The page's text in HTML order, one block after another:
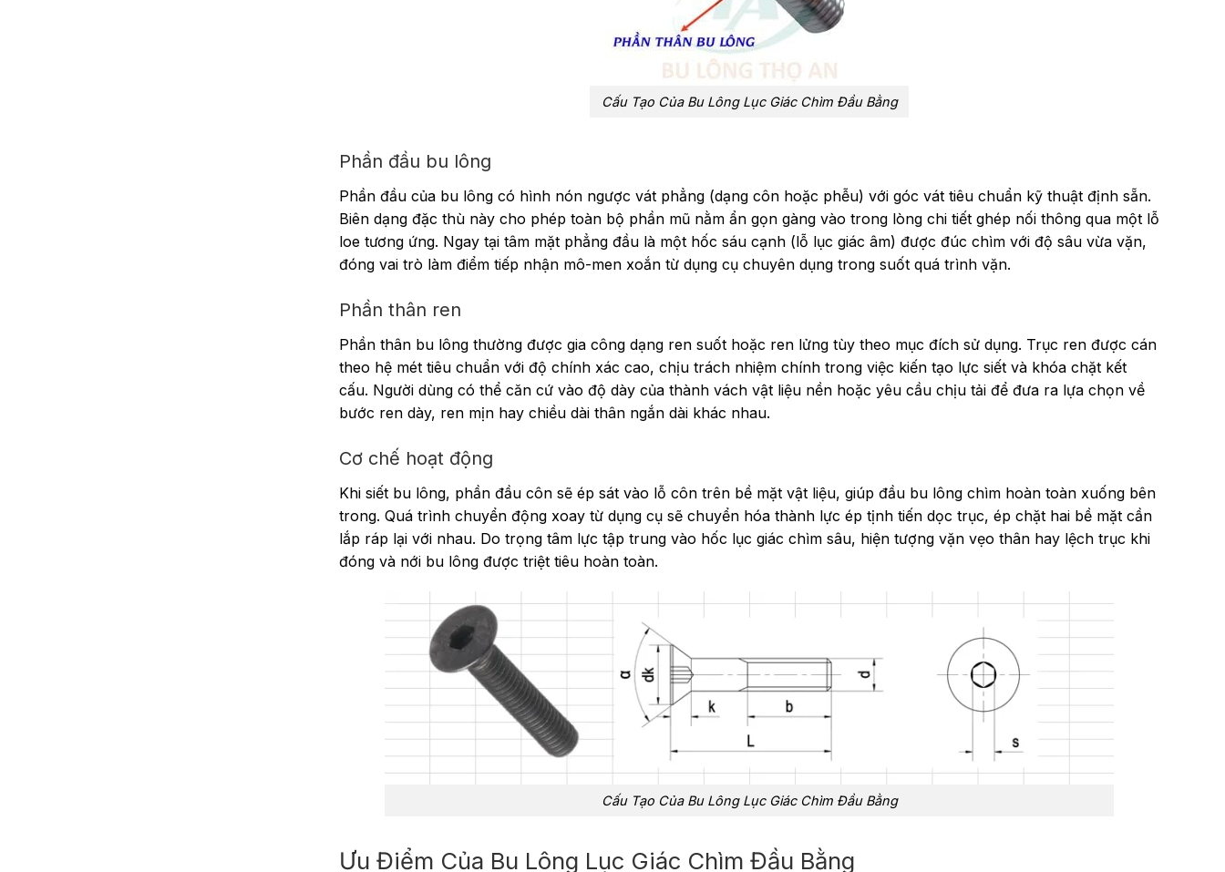
Cấu Tạo Của Bu Lông Lục Giác Chìm Đầu Bằng
Phần đầu bu lông
Phần đầu của bu lông có hình nón ngược vát phẳng (dạng côn hoặc phễu) với góc vát tiêu chuẩn kỹ thuật định sẵn.
Biên dạng đặc thù này cho phép toàn bộ phần mũ nằm ẩn gọn gàng vào trong lòng chi tiết ghép nối thông qua một lỗ
loe tương ứng. Ngay tại tâm mặt phẳng đầu là một hốc sáu cạnh (lỗ lục giác âm) được đúc chìm với độ sâu vừa vặn,
đóng vai trò làm điểm tiếp nhận mô-men xoắn từ dụng cụ chuyên dụng trong suốt quá trình vặn.
Phần thân ren
Phần thân bu lông thường được gia công dạng ren suốt hoặc ren lửng tùy theo mục đích sử dụng. Trục ren được cán
theo hệ mét tiêu chuẩn với độ chính xác cao, chịu trách nhiệm chính trong việc kiến tạo lực siết và khóa chặt kết
cấu. Người dùng có thể căn cứ vào độ dày của thành vách vật liệu nền hoặc yêu cầu chịu tải để đưa ra lựa chọn về
bước ren dày, ren mịn hay chiều dài thân ngắn dài khác nhau.
Cơ chế hoạt động
Khi siết bu lông, phần đầu côn sẽ ép sát vào lỗ côn trên bề mặt vật liệu, giúp đầu bu lông chìm hoàn toàn xuống bên
trong. Quá trình chuyển động xoay từ dụng cụ sẽ chuyển hóa thành lực ép tịnh tiến dọc trục, ép chặt hai bề mặt cần
lắp ráp lại với nhau. Do trọng tâm lực tập trung vào hốc lục giác chìm sâu, hiện tượng vặn vẹo thân hay lệch trục khi
đóng và nới bu lông được triệt tiêu hoàn toàn.
Cấu Tạo Của Bu Lông Lục Giác Chìm Đầu Bằng
Ưu Điểm Của Bu Lông Lục Giác Chìm Đầu Bằng